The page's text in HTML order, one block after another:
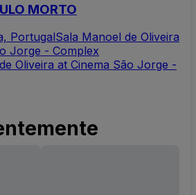
MORTO
PortugalSala Manoel de Oliveira
Jorge - Complex
Oliveira at Cinema São Jorge -